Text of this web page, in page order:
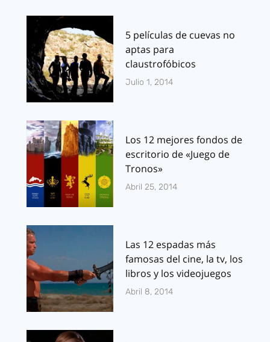
5 películas de cuevas no
aptas para
claustrofóbicos
Julio 1, 2014
Los 12 mejores fondos de
escritorio de «Juego de
Tronos»
Abril 25, 2014
Las 12 espadas más
famosas del cine, la tv, los
libros y los videojuegos
Abril 8, 2014